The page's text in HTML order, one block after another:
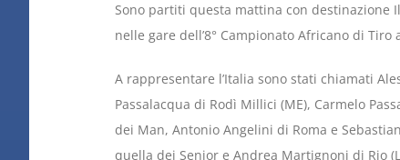
Sono partiti questa mattina con destinazione
nelle gare dell’8° Campionato Africano di Tiro
A rappresentare l’Italia sono stati chiamati
Passalacqua di Rodì Millici (ME), Carmelo
dei Man, Antonio Angelini di Roma e
quella dei Senior e Andrea Martignoni di Rio